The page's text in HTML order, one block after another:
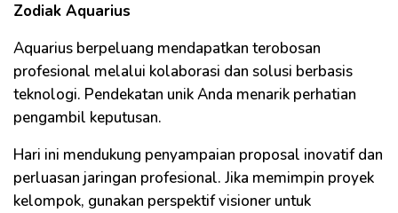
Zodiak Aquarius
Aquarius berpeluang mendapatkan terobosan
profesional melalui kolaborasi dan solusi berbasis
teknologi. Pendekatan unik Anda menarik perhatian
pengambil keputusan.
Hari ini mendukung penyampaian proposal inovatif dan
perluasan jaringan profesional. Jika memimpin proyek
kelompok, gunakan perspektif visioner untuk